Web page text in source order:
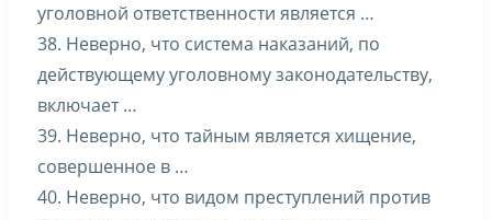
уголовной ответственности является …
38. Неверно, что система наказаний, по
действующему уголовному законодательству,
включает …
39. Неверно, что тайным является хищение,
совершенное в …
40. Неверно, что видом преступлений против